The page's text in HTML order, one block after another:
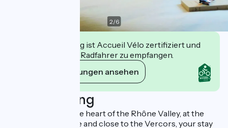
2/6
Diese Einrichtung ist Accueil Vélo zertifiziert und
verpflichtet sich, Radfahrer zu empfangen.
Ihre Verpflichtungen ansehen
Beschreibung
Ideally located in the heart of the Rhône Valley, at the
foot of the Ardèche and close to the Vercors, your stay